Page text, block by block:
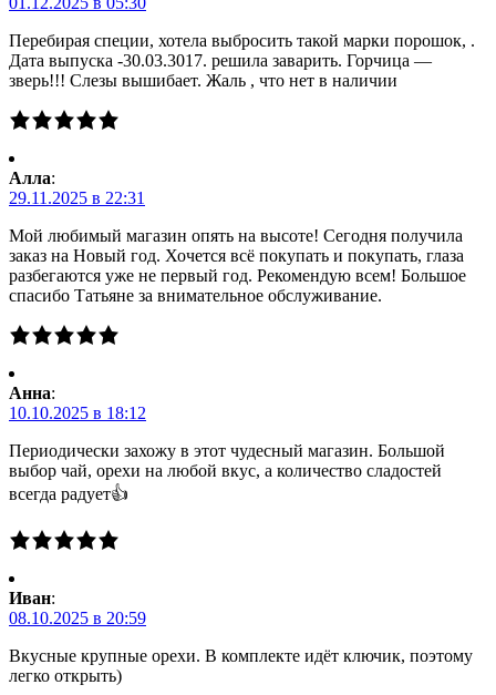
Перебирая специи, хотела выбросить такой марки порошок, .
Дата выпуска -30.03.3017. решила заварить. Горчица —
зверь!!! Слезы вышибает. Жаль , что нет в наличии
Алла:
29.11.2025 в 22:31
Мой любимый магазин опять на высоте! Сегодня получила
заказ на Новый год. Хочется всё покупать и покупать, глаза
разбегаются уже не первый год. Рекомендую всем! Большое
спасибо Татьяне за внимательное обслуживание.
Анна:
10.10.2025 в 18:12
Периодически захожу в этот чудесный магазин. Большой
выбор чай, орехи на любой вкус, а количество сладостей
всегда радует👍
Иван:
08.10.2025 в 20:59
Вкусные крупные орехи. В комплекте идёт ключик, поэтому
легко открыть)